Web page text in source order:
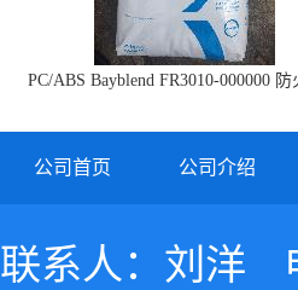
PC/ABS Bayblend FR3010-000000
公司首页 公司介绍
联系人：刘洋